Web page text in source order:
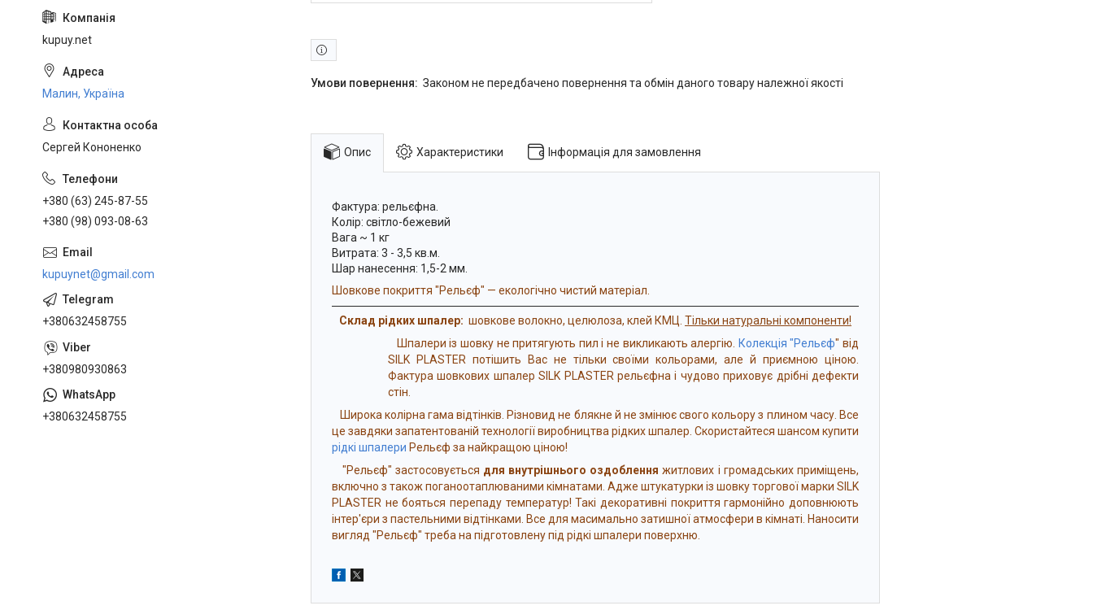
Законом не передбачено повернення та обмін даного товару належної якості
Опис Характеристики Інформація для замовлення
Фактура: рельєфна.
Колір: світло-бежевий
Вага ~ 1 кг
Витрата: 3 - 3,5 кв.м.
Шар нанесення: 1,5-2 мм.
Шовкове покриття "Рельєф" — екологічно чистий матеріал.
Склад рідких шпалер: шовкове волокно, целюлоза, клей КМЦ. Тільки натуральні компоненти!
Шпалери із шовку не притягують пил і не викликають алергію.
Колекція "Рельєф" від
SILK PLASTER потішить Вас не тільки своїми кольорами, але й приємною ціною.
Фактура шовкових шпалер SILK PLASTER рельєфна і чудово приховує дрібні дефекти
стін.
Широка колірна гама відтінків. Різновид не блякне й не змінює свого кольору з плином часу. Все
це завдяки запатентованій технології виробництва рідких шпалер. Скористайтеся шансом купити
рідкі шпалери Рельєф за найкращою ціною!
"Рельєф" застосовується для внутрішнього оздоблення житлових і громадських приміщень,
включно з також поганоотаплюваними кімнатами. Адже штукатурки із шовку торгової марки SILK
PLASTER не бояться перепаду температур! Такі декоративні покриття гармонійно доповнюють
інтер'єри з пастельними відтінками. Все для масимально затишної атмосфери в кімнаті. Наносити
вигляд "Рельєф" треба на підготовлену під рідкі шпалери поверхню.
kupuy.net
Малин, Україна
Сергей Кононенко
+380 (63) 245-87-55
+380 (98) 093-08-63
kupuynet@gmail.com
+380632458755
+380980930863
+380632458755